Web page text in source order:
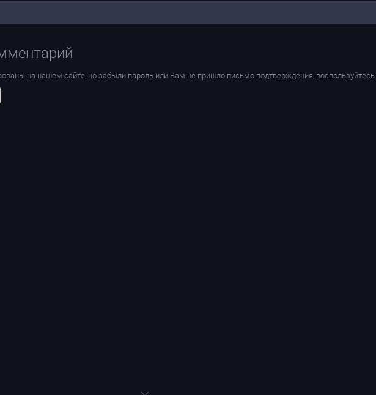
на нашем сайте, но забыли пароль или Вам не пришло письмо подтверждения,